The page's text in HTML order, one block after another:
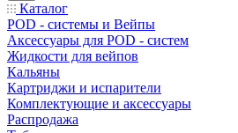
Каталог
POD - системы и Вейпы
Аксессуары для POD - систем
Жидкости для вейпов
Кальяны
Картриджи и испарители
Комплектующие и аксессуары
Распродажа